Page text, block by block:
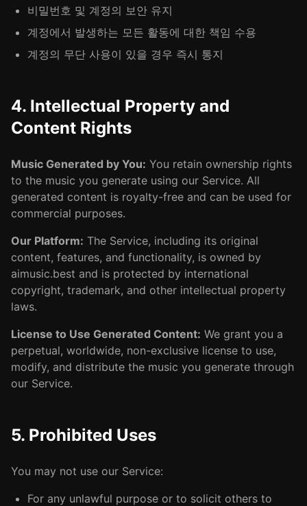
비밀번호 및 계정의 보안 유지
계정에서 발생하는 모든 활동에 대한 책임 수용
계정의 무단 사용이 있을 경우 즉시 통지
4. Intellectual Property and
Content Rights
Music Generated by You: You retain ownership rights
to the music you generate using our Service. All
generated content is royalty-free and can be used for
commercial purposes.
Our Platform: The Service, including its original
content, features, and functionality, is owned by
aimusic.best and is protected by international
copyright, trademark, and other intellectual property
laws.
License to Use Generated Content: We grant you a
perpetual, worldwide, non-exclusive license to use,
modify, and distribute the music you generate through
our Service.
5. Prohibited Uses
You may not use our Service:
For any unlawful purpose or to solicit others to